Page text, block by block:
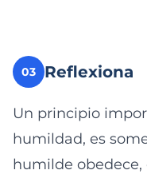
03 Reflexiona
Un principio
humildad, es
humilde obedece,